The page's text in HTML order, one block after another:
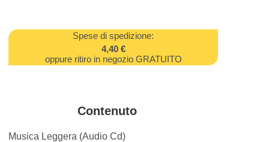
Spese di spedizione:
4,40 €
oppure ritiro in negozio GRATUITO
Contenuto
Musica Leggera (Audio Cd)